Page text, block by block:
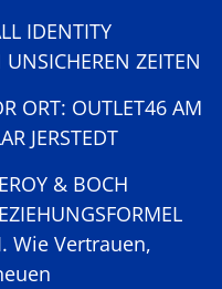
IDENTITY
ZEITEN
ORT: OUTLET46 AM
JERSTEDT
& BOCH
Wie Vertrauen,